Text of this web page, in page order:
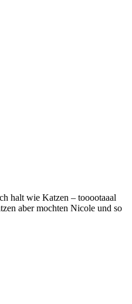
halt wie Katzen – tooootaaal
aber mochten Nicole und so